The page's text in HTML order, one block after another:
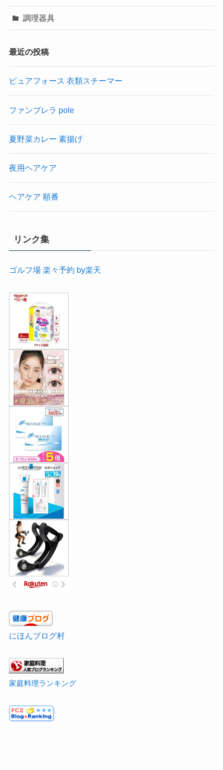
調理器具
最近の投稿
ピュアフォース 衣類スチーマー
ファンブレラ pole
夏野菜カレー 素揚げ
夜用ヘアケア
ヘアケア 順番
リンク集
ゴルフ場 楽々予約 by楽天
にほんブログ村
家庭料理ランキング